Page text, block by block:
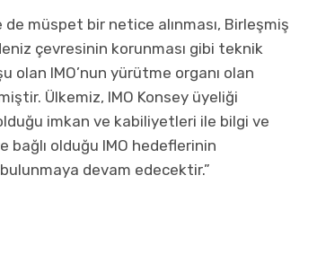
müspet bir netice alınması, Birleşmiş
çevresinin korunması gibi teknik
olan IMO’nun yürütme organı olan
Ülkemiz, IMO Konsey üyeliği
imkan ve kabiliyetleri ile bilgi ve
bağlı olduğu IMO hedeflerinin
devam edecektir.”